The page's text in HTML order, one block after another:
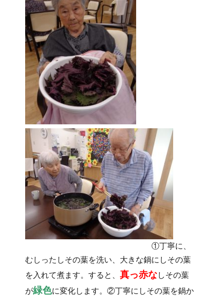
①丁寧に、
むしったしその葉を洗い、大きな鍋にしその葉
を入れて煮ます。すると、真っ赤なしその葉
が緑色に変化します。②丁寧にしその葉を鍋か